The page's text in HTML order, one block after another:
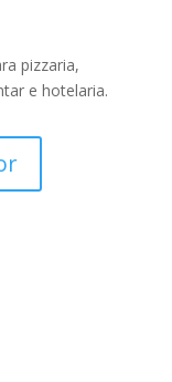
pizzaria,
e hotelaria.